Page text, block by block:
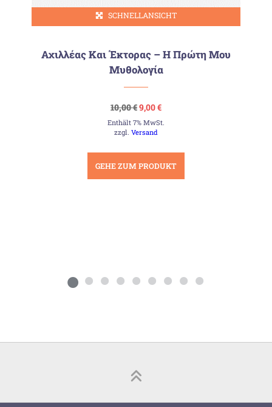
SCHNELLANSICHT
Αχιλλέας Και Έκτορας – Η Πρώτη Μου
Μυθολογία
10,00€Ursprünglicher
Preis
war:
10,00 €
9,00€Aktueller
ist:
Enthält 7% MwSt.
zzgl.Versand
GEHE ZUM PRODUKT